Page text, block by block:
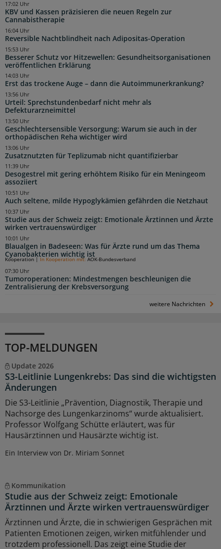
KBV und Kassen präzisieren die neuen Regeln zur
Cannabistherapie
17:02 Uhr
Reversible Nachtblindheit nach Adipositas-Operation
16:04 Uhr
Besserer Schutz vor Hitzewellen: Gesundheitsorganisationen
veröffentlichen Erklärung
15:53 Uhr
Erst das trockene Auge – dann die Autoimmunerkrankung?
14:03 Uhr
Urteil: Sprechstundenbedarf nicht mehr als
Defekturarzneimittel
13:56 Uhr
Geschlechtersensible Versorgung: Warum sie auch in der
orthopädischen Reha wichtiger wird
13:50 Uhr
Zusatznutzten für Teplizumab nicht quantifizierbar
13:06 Uhr
Desogestrel mit gering erhöhtem Risiko für ein Meningeom
assoziiert
11:39 Uhr
Auch seltene, milde Hypoglykämien gefährden die Netzhaut
10:51 Uhr
Studie aus der Schweiz zeigt: Emotionale Ärztinnen und Ärzte
wirken vertrauenswürdiger
10:37 Uhr
Blaualgen in Badeseen: Was für Ärzte rund um das Thema
Cyanobakterien wichtig ist
10:01 Uhr
Tumoroperationen: Mindestmengen beschleunigen die
Zentralisierung der Krebsversorgung
Kooperation In Kooperation mit: AOK-Bundesverband
07:30 Uhr
weitere Nachrichten
TOP-MELDUNGEN
Update 2026
S3-Leitlinie Lungenkrebs: Das sind die wichtigsten
Änderungen
Die S3-Leitlinie „Prävention, Diagnostik, Therapie und
Nachsorge des Lungenkarzinoms“ wurde aktualisiert.
Professor Wolfgang Schütte erläutert, was für
Hausärztinnen und Hausärzte wichtig ist.
Ein Interview von Dr. Miriam Sonnet
Kommunikation
Studie aus der Schweiz zeigt: Emotionale
Ärztinnen und Ärzte wirken vertrauenswürdiger
Ärztinnen und Ärzte, die in schwierigen Gesprächen mit
Patienten Emotionen zeigen, wirken mitfühlender und
trotzdem professionell. Das zeigt eine Studie der